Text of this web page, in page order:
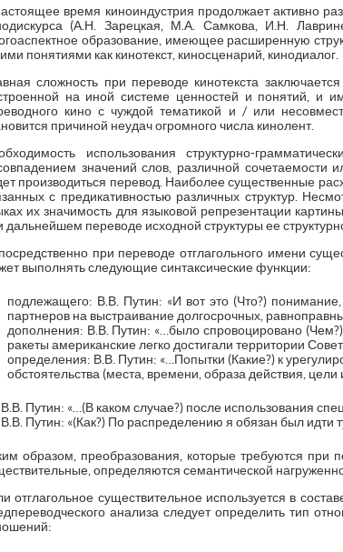
время киноиндустрия продолжает активно
(А.Н. Зарецкая, М.А. Самкова, И.Н.
образование, имеющее расширенную
понятиями как кинотекст, киносценарий, кинодиалог.
сложность при переводе кинотекста
на иной системе ценностей и понятий, и
кино с чуждой тематикой и / или
причиной неудач огромного числа кинолент.
использования структурно-
значений слов, различной сочетаемости
производиться перевод. Наиболее существенные
с предикативностью различных структур.
их значимость для языковой репрезентации
дальнейшем переводе исходной структуры ее
при переводе отглагольного имени
выполнять следующие синтаксические функции:
подлежащего: В.В. Путин: «И вот это (Что?)
партнеров на выстраивание долгосрочных,
дополнения: В.В. Путин: «…было спровоцировано
ракеты американские легко достигали территории
определения: В.В. Путин: «…Попытки (Какие?) к
обстоятельства (места, времени, образа действия, цели
В.В. Путин: «…(В каком случае?) после использования
В.В. Путин: «(Как?) По распределению я обязан был идти
образом, преобразования, которые требуются при
определяются семантической
отглагольное существительное используется в
анализа следует определить тип